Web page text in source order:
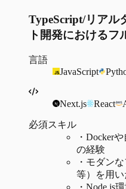
TypeScript/リアル
ト開発における
言語
JavaScript
Next.js React
必須スキル
・ Docker
の経験
・ モダンな
等）を用
・ Node.js